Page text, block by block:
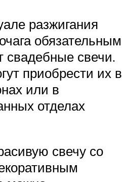
разжигания
обязательным
свадебные свечи.
приобрести их в
или в
отделах
свечу со